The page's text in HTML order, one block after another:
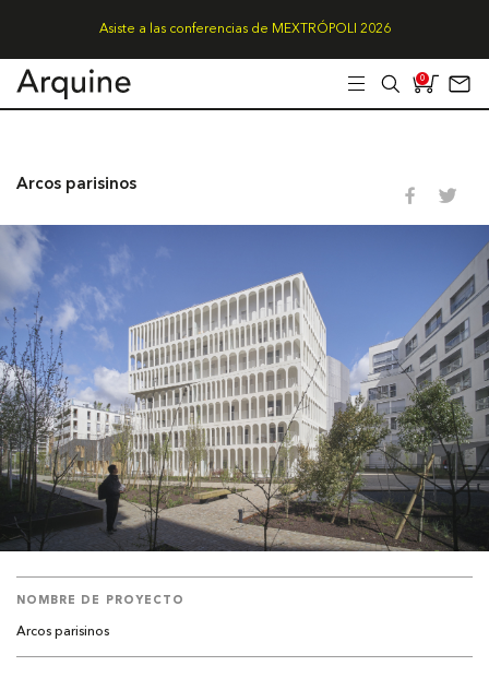
Asiste a las conferencias de MEXTRÓPOLI 2026
0
Arcos parisinos
NOMBRE DE PROYECTO
Arcos parisinos